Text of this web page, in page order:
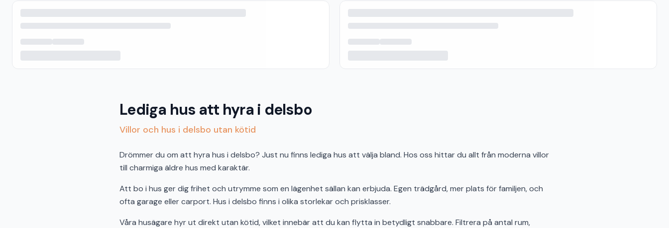
Lediga hus att hyra i delsbo
Villor och hus i delsbo utan kötid
Drömmer du om att hyra hus i delsbo? Just nu finns lediga hus att välja bland. Hos oss hittar du allt från moderna villor
till charmiga äldre hus med karaktär.
Att bo i hus ger dig frihet och utrymme som en lägenhet sällan kan erbjuda. Egen trädgård, mer plats för familjen, och
ofta garage eller carport. Hus i delsbo finns i olika storlekar och prisklasser.
Våra husägare hyr ut direkt utan kötid, vilket innebär att du kan flytta in betydligt snabbare. Filtrera på antal rum,